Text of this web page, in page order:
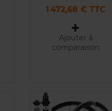
Prix
1 472,68 € TTC
Ajouter à
comparaison